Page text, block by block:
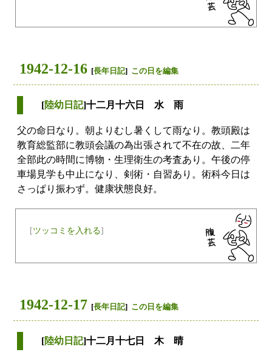
1942-12-16 [長年日記] この日を編集
[陸幼日記]十二月十六日 水 雨
父の命日なり。朝よりむし暑くして雨なり。教頭殿は
教育総監部に教頭会議の為出張されて不在の故、二年
全部此の時間に博物・生理衛生の考査あり。午後の停
車場見学も中止になり、剣術・自習あり。術科今日は
さっぱり振わず。健康状態良好。
[ツッコミを入れる]
1942-12-17 [長年日記] この日を編集
[陸幼日記]十二月十七日 木 晴